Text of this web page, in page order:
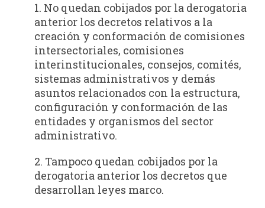
1. No quedan cobijados por la derogatoria
anterior los decretos relativos a la
creación y conformación de comisiones
intersectoriales, comisiones
interinstitucionales, consejos, comités,
sistemas administrativos y demás
asuntos relacionados con la estructura,
configuración y conformación de las
entidades y organismos del sector
administrativo.
2. Tampoco quedan cobijados por la
derogatoria anterior los decretos que
desarrollan leyes marco.